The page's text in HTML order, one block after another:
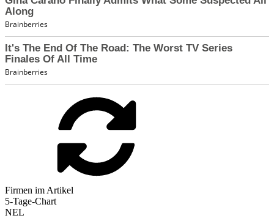
Firmen im Artikel
5-Tage-Chart
NEL